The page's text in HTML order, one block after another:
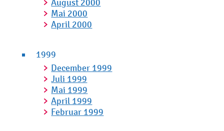
August 2000
Mai 2000
April 2000
1999
December 1999
Juli 1999
Mai 1999
April 1999
Februar 1999